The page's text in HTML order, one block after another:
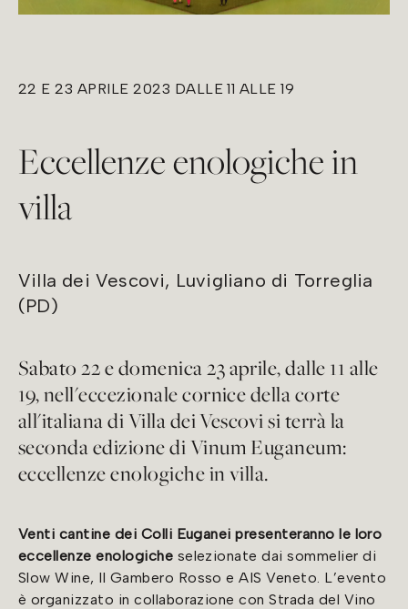
22 E 23 APRILE 2023 DALLE 11 ALLE 19
Eccellenze enologiche in
villa
Villa dei Vescovi, Luvigliano di Torreglia
(PD)
Sabato 22 e domenica 23 aprile, dalle 11 alle
19, nell'eccezionale cornice della corte
all'italiana di Villa dei Vescovi si terrà la
seconda edizione di Vinum Euganeum:
eccellenze enologiche in villa.
Venti cantine dei Colli Euganei presenteranno le loro
eccellenze enologiche selezionate dai sommelier di
Slow Wine, Il Gambero Rosso e AIS Veneto. L’evento
è organizzato in collaborazione con Strada del Vino